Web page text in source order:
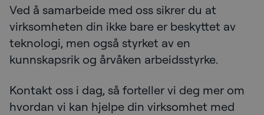
Ved å samarbeide med oss sikrer du at
virksomheten din ikke bare er beskyttet av
teknologi, men også styrket av en
kunnskapsrik og årvåken arbeidsstyrke.
Kontakt oss i dag, så forteller vi deg mer om
hvordan vi kan hjelpe din virksomhet med